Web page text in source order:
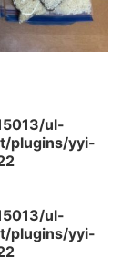
ul-
plugins/yyi-
ul-
plugins/yyi-